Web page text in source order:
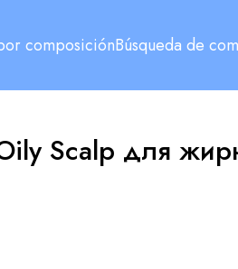
composiciónBúsqueda de
Scalp для